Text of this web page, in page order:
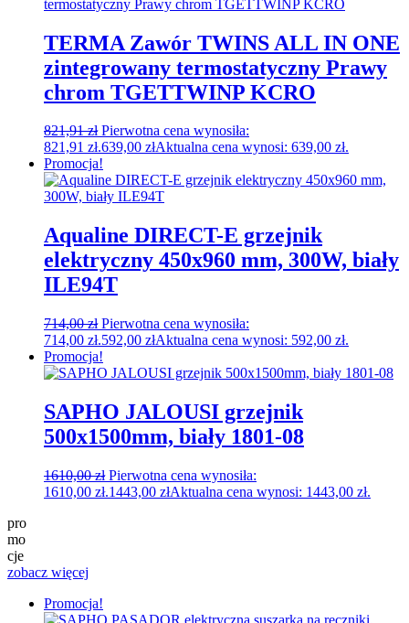
TERMA Zawór TWINS ALL IN ONE
zintegrowany termostatyczny Prawy
chrom TGETTWINP KCRO
821,91zł Pierwotna cena wynosiła:
821,91 zł.639,00 złAktualna cena wynosi: 639,00 zł.
Promocja!
Aqualine DIRECT-E grzejnik
elektryczny 450x960 mm, 300W, biały
ILE94T
714,00zł Pierwotna cena wynosiła:
714,00 zł.592,00 złAktualna cena wynosi: 592,00 zł.
Promocja!
SAPHO JALOUSI grzejnik
500x1500mm, biały 1801-08
1610,00zł Pierwotna cena wynosiła:
1610,00 zł.1443,00 złAktualna cena wynosi: 1443,00 zł.
pro
mo
cje
zobacz więcej
Promocja!